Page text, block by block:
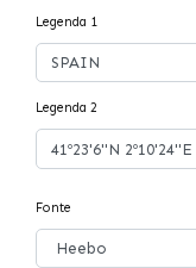
Legenda 1
Legenda 2
Fonte